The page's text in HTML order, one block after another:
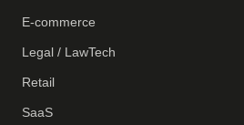
E-commerce
Legal / LawTech
Retail
SaaS